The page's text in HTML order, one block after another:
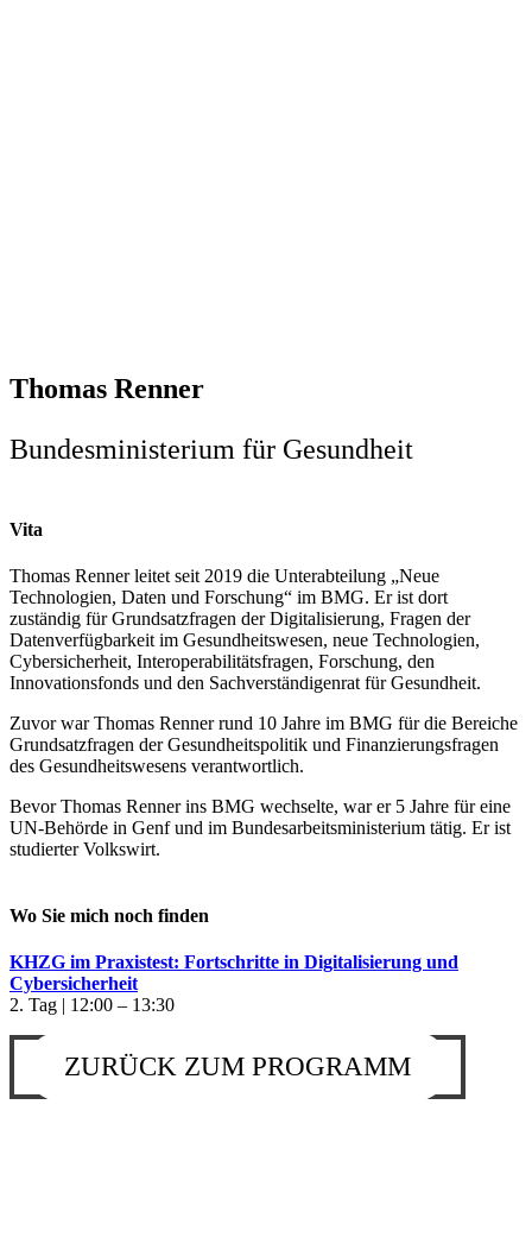
Thomas Renner
Bundesministerium für Gesundheit
Vita
Thomas Renner leitet seit 2019 die Unterabteilung „Neue
Technologien, Daten und Forschung“ im BMG. Er ist dort
zuständig für Grundsatzfragen der Digitalisierung, Fragen der
Datenverfügbarkeit im Gesundheitswesen, neue Technologien,
Cybersicherheit, Interoperabilitätsfragen, Forschung, den
Innovationsfonds und den Sachverständigenrat für Gesundheit.
Zuvor war Thomas Renner rund 10 Jahre im BMG für die Bereiche
Grundsatzfragen der Gesundheitspolitik und Finanzierungsfragen
des Gesundheitswesens verantwortlich.
Bevor Thomas Renner ins BMG wechselte, war er 5 Jahre für eine
UN-Behörde in Genf und im Bundesarbeitsministerium tätig. Er ist
studierter Volkswirt.
Wo Sie mich noch finden
KHZG im Praxistest: Fortschritte in Digitalisierung und
Cybersicherheit
2. Tag | 12:00 – 13:30
ZURÜCK ZUM PROGRAMM